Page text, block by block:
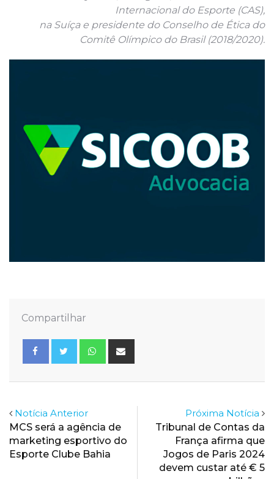
Internacional do Esporte (CAS),
na Suíça e presidente do Conselho de Ética do
Comitê Olímpico do Brasil (2018/2020).
Compartilhar
Whatsapp
Notícia Anterior
MCS será a agência de
marketing esportivo do
Esporte Clube Bahia
Próxima Notícia
Tribunal de Contas da
França afirma que
Jogos de Paris 2024
devem custar até € 5